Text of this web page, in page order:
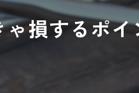
損するポイ